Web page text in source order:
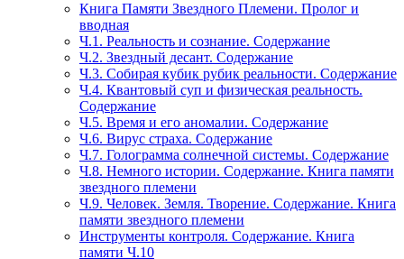
Книга Памяти Звездного Племени. Пролог и
вводная
Ч.1. Реальность и сознание. Содержание
Ч.2. Звездный десант. Содержание
Ч.3. Собирая кубик рубик реальности. Содержание
Ч.4. Квантовый суп и физическая реальность.
Содержание
Ч.5. Время и его аномалии. Содержание
Ч.6. Вирус страха. Содержание
Ч.7. Голограмма солнечной системы. Содержание
Ч.8. Немного истории. Содержание. Книга памяти
звездного племени
Ч.9. Человек. Земля. Творение. Содержание. Книга
памяти звездного племени
Инструменты контроля. Содержание. Книга
памяти Ч.10